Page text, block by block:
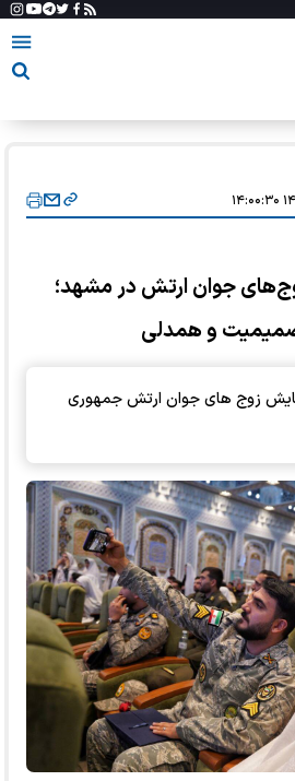
جوان ارتش در مشهد؛
صمیمیت و همدلی
زوج های جوان ارتش جمهوری